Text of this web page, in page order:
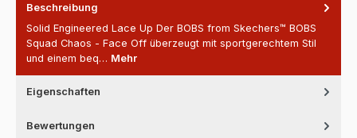
Beschreibung
Solid Engineered Lace Up Der BOBS from Skechers™ BOBS
Squad Chaos - Face Off überzeugt mit sportgerechtem Stil
und einem beq… Mehr
Eigenschaften
Bewertungen